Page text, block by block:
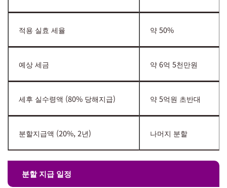
적용 실효 세율 약 50%
예상 세금 약 6억 5천만원
세후 실수령액 (80% 당해지급) 약 5억원 초반대
분할지급액 (20%, 2년) 나머지 분할
분할 지급 일정